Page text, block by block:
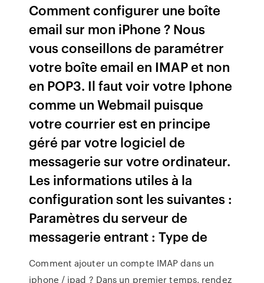
Comment configurer une boîte
email sur mon iPhone ? Nous
vous conseillons de paramétrer
votre boîte email en IMAP et non
en POP3. Il faut voir votre Iphone
comme un Webmail puisque
votre courrier est en principe
géré par votre logiciel de
messagerie sur votre ordinateur.
Les informations utiles à la
configuration sont les suivantes :
Paramètres du serveur de
messagerie entrant : Type de
Comment ajouter un compte IMAP dans un
iphone / ipad ? Dans un premier temps, rendez